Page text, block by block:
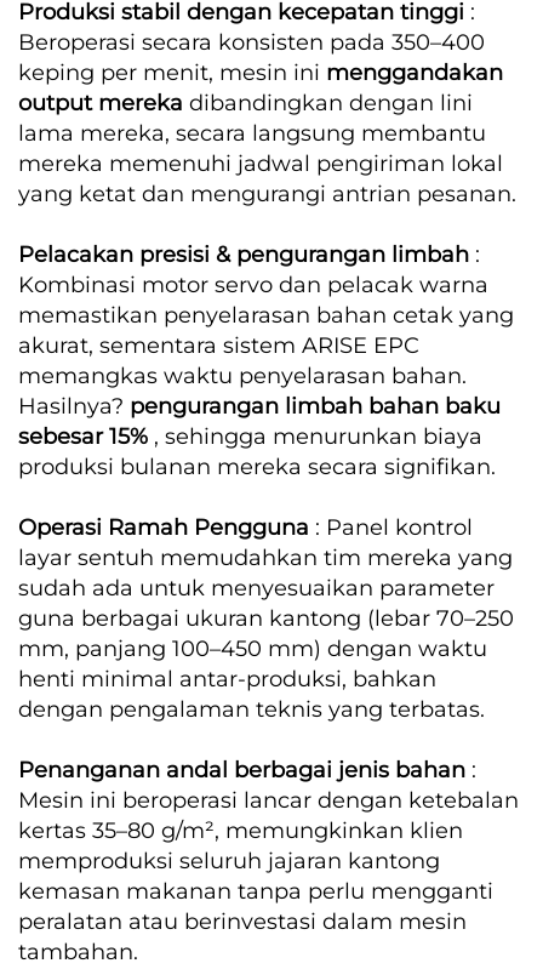
Produksi stabil dengan kecepatan tinggi :
Beroperasi secara konsisten pada 350–400
keping per menit, mesin ini menggandakan
output mereka dibandingkan dengan lini
lama mereka, secara langsung membantu
mereka memenuhi jadwal pengiriman lokal
yang ketat dan mengurangi antrian pesanan.
Pelacakan presisi & pengurangan limbah :
Kombinasi motor servo dan pelacak warna
memastikan penyelarasan bahan cetak yang
akurat, sementara sistem ARISE EPC
memangkas waktu penyelarasan bahan.
Hasilnya? pengurangan limbah bahan baku
sebesar 15% , sehingga menurunkan biaya
produksi bulanan mereka secara signifikan.
Operasi Ramah Pengguna : Panel kontrol
layar sentuh memudahkan tim mereka yang
sudah ada untuk menyesuaikan parameter
guna berbagai ukuran kantong (lebar 70–250
mm, panjang 100–450 mm) dengan waktu
henti minimal antar-produksi, bahkan
dengan pengalaman teknis yang terbatas.
Penanganan andal berbagai jenis bahan :
Mesin ini beroperasi lancar dengan ketebalan
kertas 35–80 g/m², memungkinkan klien
memproduksi seluruh jajaran kantong
kemasan makanan tanpa perlu mengganti
peralatan atau berinvestasi dalam mesin
tambahan.